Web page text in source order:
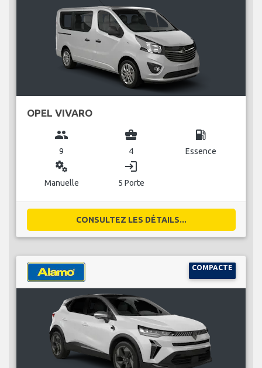
OPEL VIVARO
group
9
business_center
4
local_gas_station
Essence
miscellaneous_services
Manuelle
login
5 Porte
CONSULTEZ LES DÉTAILS...
COMPACTE